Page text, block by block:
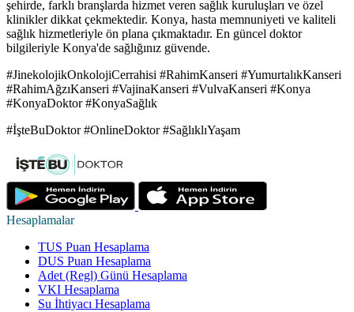
şehirde, farklı branşlarda hizmet veren sağlık kuruluşları ve özel
klinikler dikkat çekmektedir. Konya, hasta memnuniyeti ve kaliteli
sağlık hizmetleriyle ön plana çıkmaktadır. En güncel doktor
bilgileriyle Konya'de sağlığınız güvende.
#JinekolojikOnkolojiCerrahisi #RahimKanseri #YumurtalıkKanseri
#RahimAğzıKanseri #VajinaKanseri #VulvaKanseri #Konya
#KonyaDoktor #KonyaSağlık
#İşteBuDoktor #OnlineDoktor #SağlıklıYaşam
Hesaplamalar
TUS Puan Hesaplama
DUS Puan Hesaplama
Adet (Regl) Günü Hesaplama
VKI Hesaplama
Su İhtiyacı Hesaplama